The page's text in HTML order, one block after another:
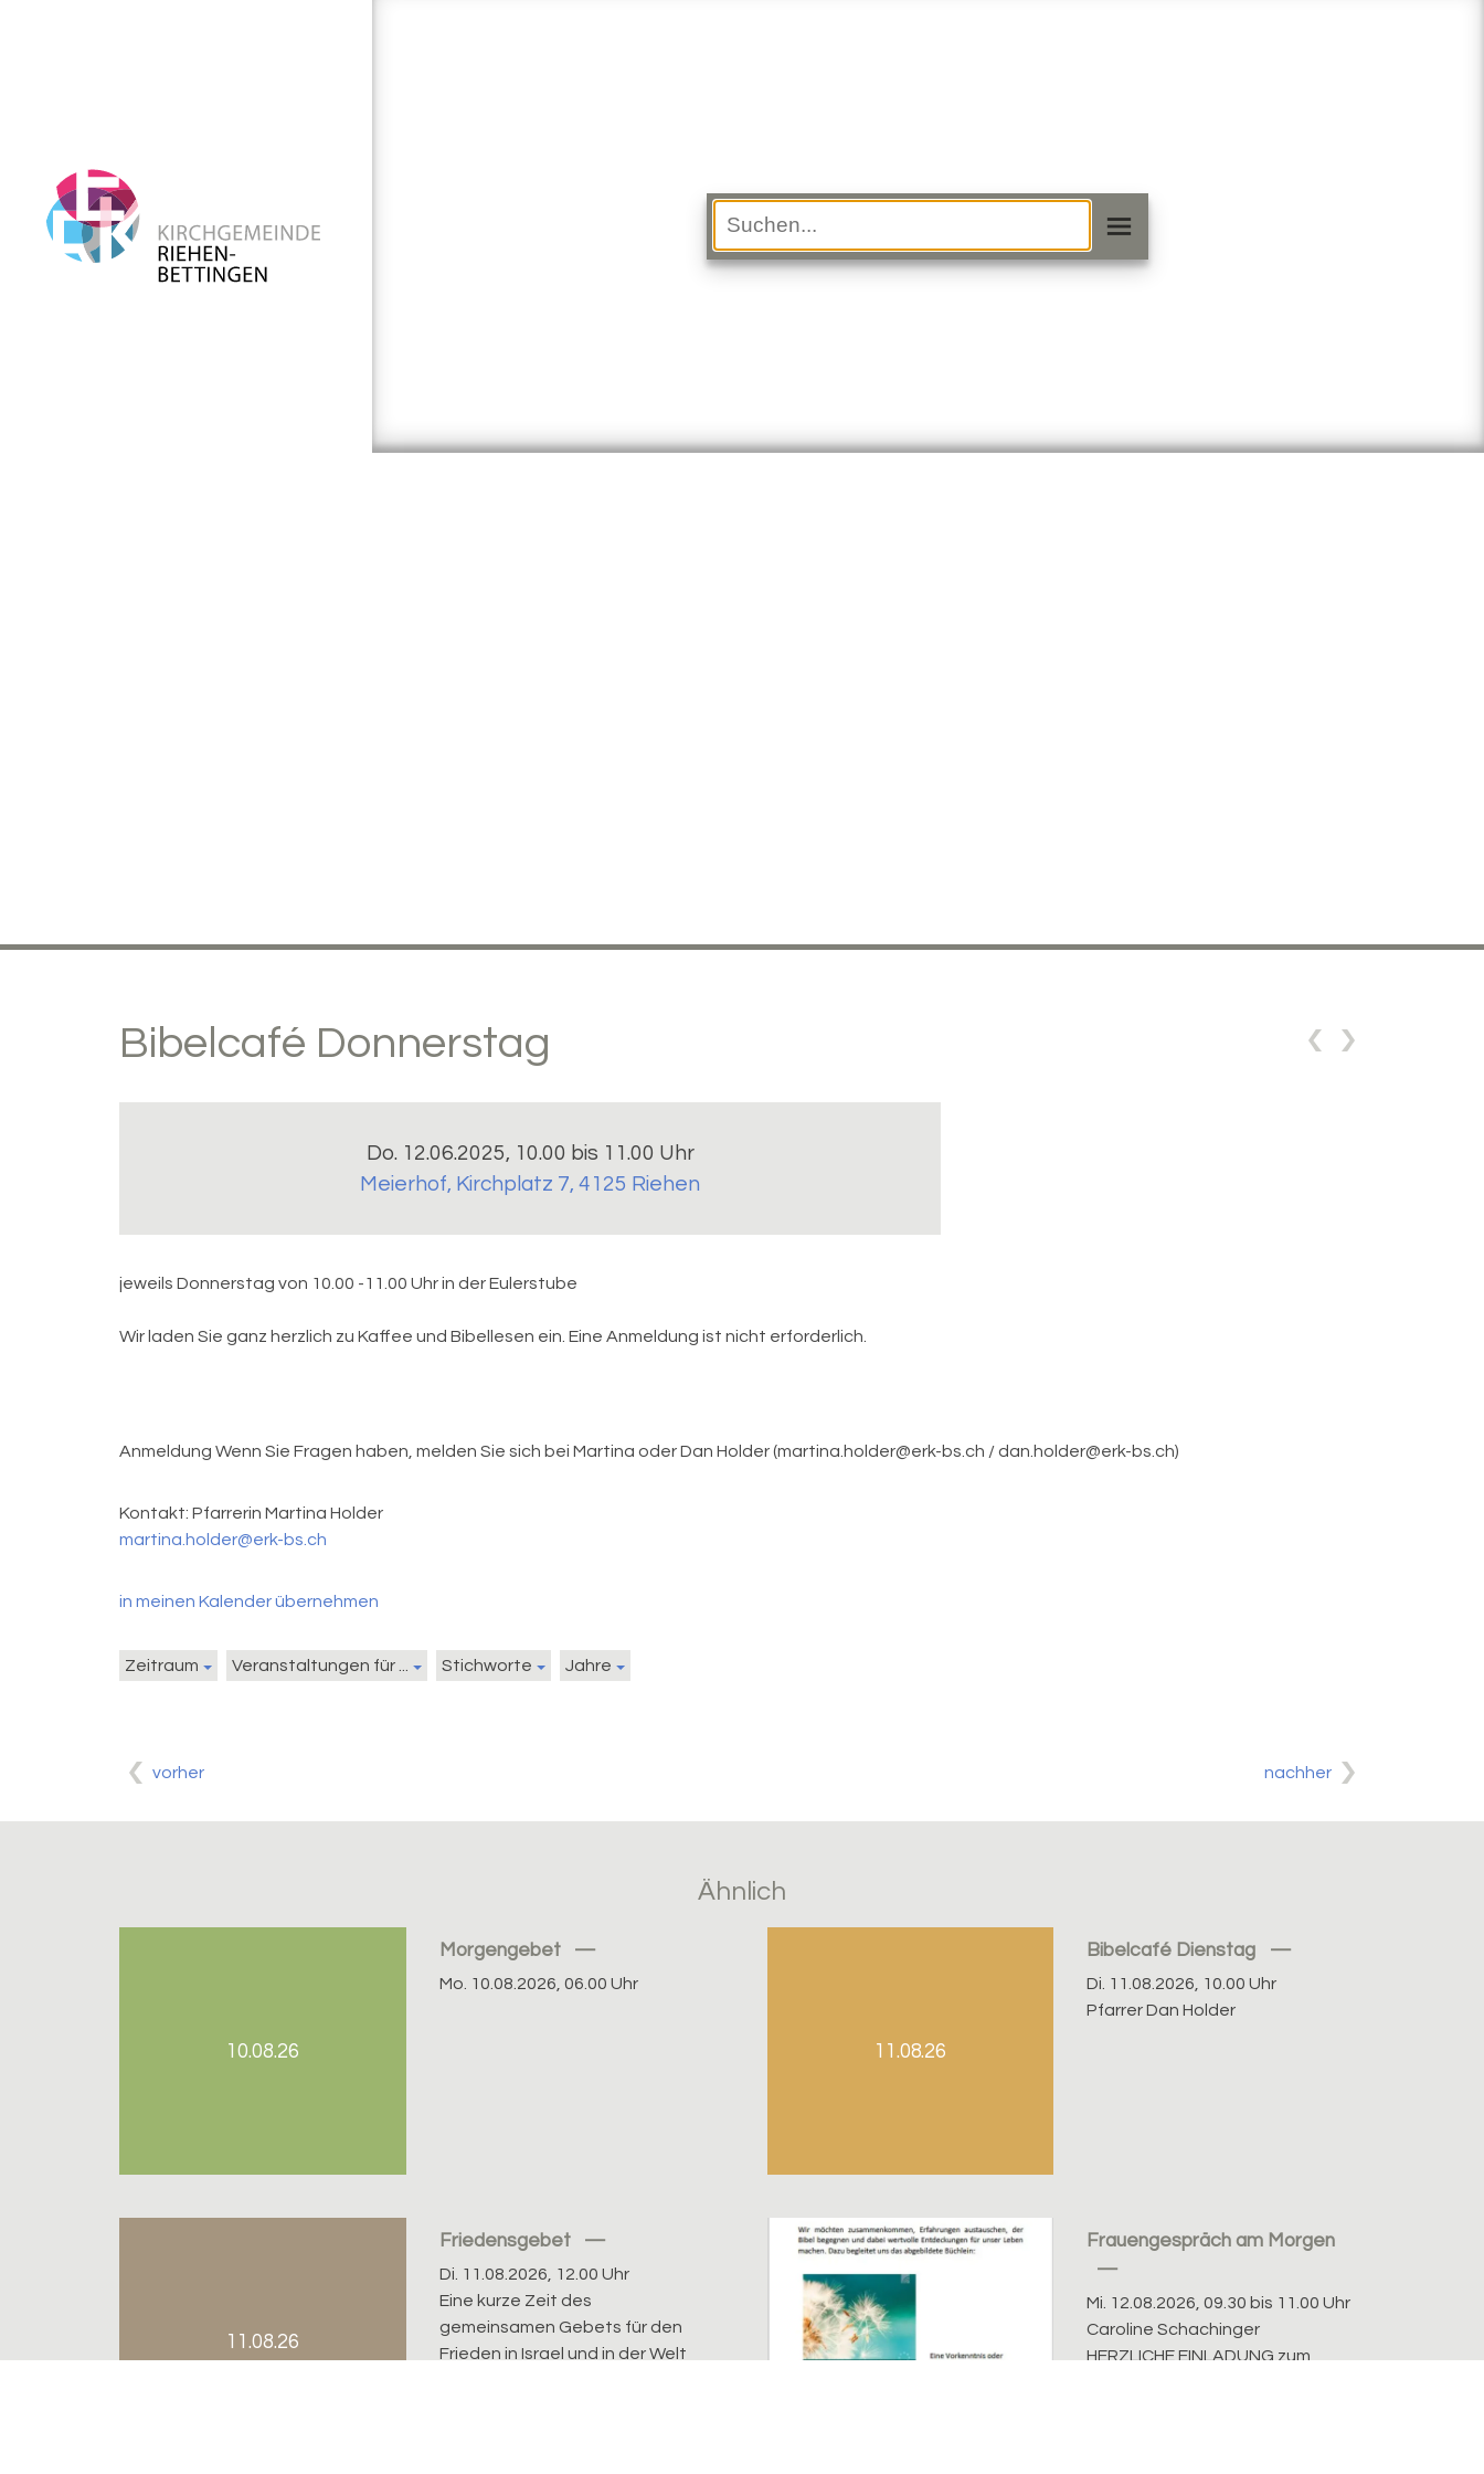
Bibelcafé Donnerstag
Do. 12.06.2025, 10.00 bis 11.00 Uhr
Meierhof, Kirchplatz 7, 4125 Riehen
jeweils Donnerstag von 10.00 -11.00 Uhr in der Eulerstube
Wir laden Sie ganz herzlich zu Kaffee und Bibellesen ein. Eine Anmeldung ist nicht erforderlich.
Anmeldung Wenn Sie Fragen haben, melden Sie sich bei Martina oder Dan Holder (martina.holder@erk-bs.ch / dan.holder@erk-bs.ch)
Kontakt: Pfarrerin Martina Holder
martina.holder@erk-bs.ch
in meinen Kalender übernehmen
Zeitraum Veranstaltungen für ... Stichworte Jahre
vorher nachher
Ähnlich
10.08.26
Morgengebet
Mo. 10.08.2026, 06.00 Uhr
11.08.26
Bibelcafé Dienstag
Di. 11.08.2026, 10.00 Uhr
Pfarrer Dan Holder
11.08.26
Friedensgebet
Di. 11.08.2026, 12.00 Uhr
Eine kurze Zeit des
gemeinsamen Gebets für den
Frieden in Israel und in der Welt
Frauengespräch am Morgen
Mi. 12.08.2026, 09.30 bis 11.00 Uhr
Caroline Schachinger
HERZLICHE EINLADUNG zum